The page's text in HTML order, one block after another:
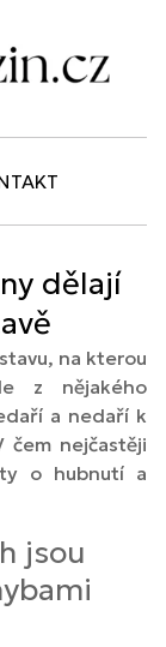
dělají
na kterou
z nějakého
a nedaří k
čem nejčastěji
o hubnutí a
jsou